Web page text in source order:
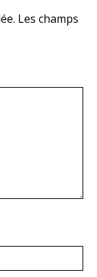
Les champs